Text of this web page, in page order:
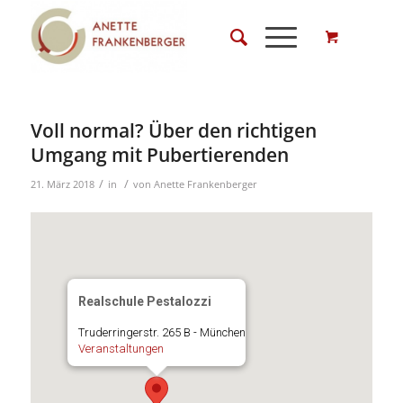
Voll normal? Über den richtigen
Umgang mit Pubertierenden
21. März 2018 / in / von Anette Frankenberger
Realschule Pestalozzi
Truderringerstr. 265 B - München
Veranstaltungen